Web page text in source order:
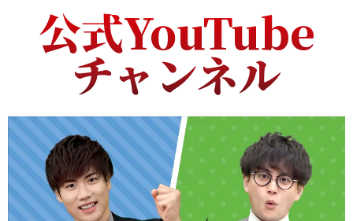
公式YouTube
チャンネル